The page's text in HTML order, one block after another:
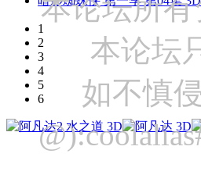
1
2
3
4
5
6
本论坛所
本论坛
如不慎